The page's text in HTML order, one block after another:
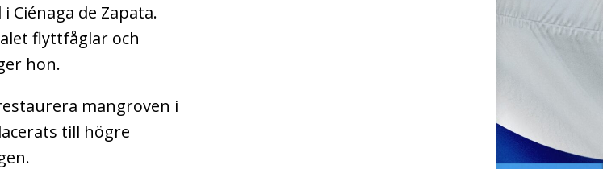
Ciénaga de Zapata.
flyttfåglar och
hon.
mangroven i
till högre